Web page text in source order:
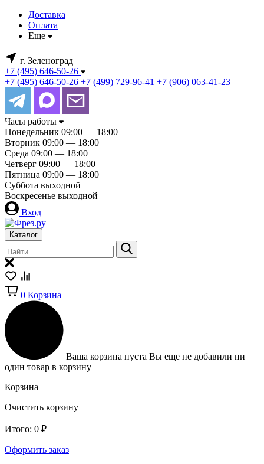
Доставка
Оплата
Еще
г. Зеленоград
+7 (495) 646-50-26
+7 (495) 646-50-26 +7 (499) 729-96-41 +7 (906) 063-41-23
Часы работы
Понедельник 09:00 — 18:00
Вторник 09:00 — 18:00
Среда 09:00 — 18:00
Четверг 09:00 — 18:00
Пятница 09:00 — 18:00
Суббота выходной
Воскресенье выходной
Вход
Каталог
0 Корзина
Ваша корзина пуста Вы еще не добавили ни
один товар в корзину
Корзина
Очистить корзину
Итого: 0 ₽
Оформить заказ